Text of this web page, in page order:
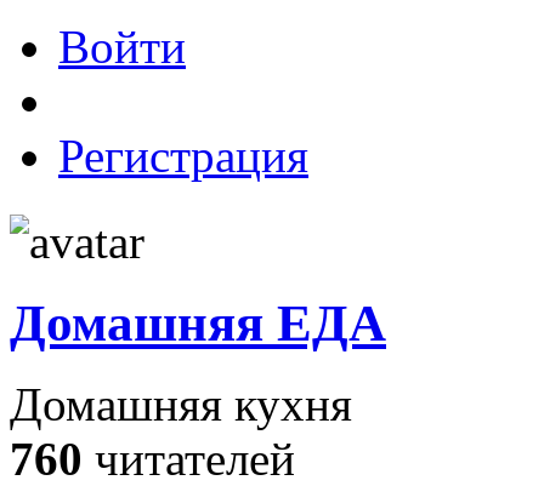
Войти
Регистрация
Домашняя ЕДА
Домашняя кухня
760 читателей